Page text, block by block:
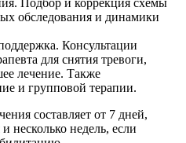
обследования и динамики
Консультации
для снятия тревоги,
лечение. Также
и групповой терапии.
составляет от 7 дней,
несколько недель, если